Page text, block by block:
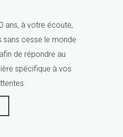
ans, à votre écoute,
sans cesse le monde
de répondre au
spécifique à vos